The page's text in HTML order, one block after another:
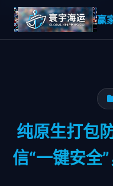
赢
纯原生打包
信“一键安全